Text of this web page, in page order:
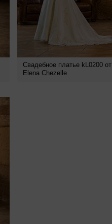
Свадебное платье kL0200 от
Elena Chezelle